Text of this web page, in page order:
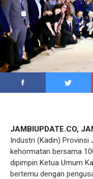
JAMBIUPDATE.CO,
Industri (Kadin) Provinsi
kehormatan bersama
dipimpin Ketua Umum
bertemu dengan